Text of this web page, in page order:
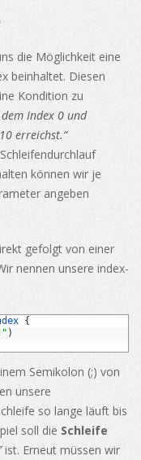
die Möglichkeit eine
beinhaltet. Diesen
Kondition zu
Index 0 und
erreichst.“
können wir je
angeben
gefolgt von einer
nennen unsere index-
{
" )
Semikolon (;) von
unsere
so lange läuft bis
soll die Schleife
ist. Erneut müssen wir